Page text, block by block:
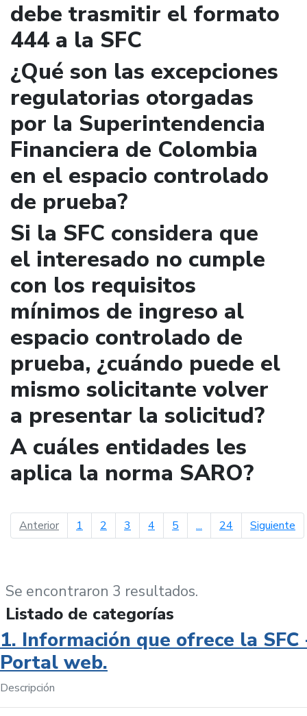
debe trasmitir el formato
444 a la SFC
¿Qué son las excepciones
regulatorias otorgadas
por la Superintendencia
Financiera de Colombia
en el espacio controlado
de prueba?
Si la SFC considera que
el interesado no cumple
con los requisitos
mínimos de ingreso al
espacio controlado de
prueba, ¿cuándo puede el
mismo solicitante volver
a presentar la solicitud?
A cuáles entidades les
aplica la norma SARO?
Anteriorpágina anterior
1 2 3 4 5 ... 24 Siguiente
Se encontraron 3 resultados.
Listado de categorías
1. Información que ofrece la SFC
Portal web.
Descripción